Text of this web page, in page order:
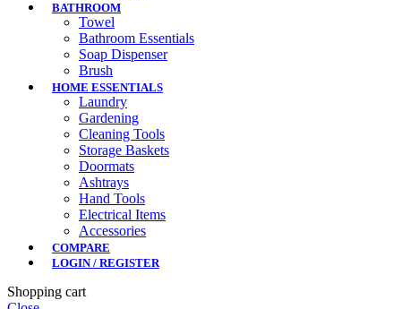
BATHROOM
Towel
Bathroom Essentials
Soap Dispenser
Brush
HOME ESSENTIALS
Laundry
Gardening
Cleaning Tools
Storage Baskets
Doormats
Ashtrays
Hand Tools
Electrical Items
Accessories
COMPARE
LOGIN / REGISTER
Shopping cart